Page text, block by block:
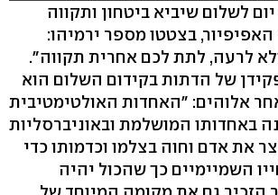
לשלום שיביא ביטחון ותקווה
האפיפיור, בצטטו מספר ירמיהו:
לרעה, לתת לכם אחרית תקווה".
של הדתות בקידום השלום הוא
אלוהים: "האחדות האולטימטיבית
באחדותו המושלמת ובאוניברסליות
את אדם וחוה בצלמו וכדמותו כדי
השמיימיים כך שהכול יהיה